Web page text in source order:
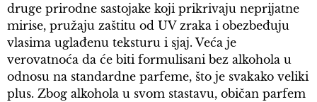
druge prirodne sastojake koji prikrivaju neprijatne
mirise, pružaju zaštitu od UV zraka i obezbeđuju
vlasima uglađenu teksturu i sjaj. Veća je
verovatnoća da će biti formulisani bez alkohola u
odnosu na standardne parfeme, što je svakako veliki
plus. Zbog alkohola u svom stastavu, običan parfem